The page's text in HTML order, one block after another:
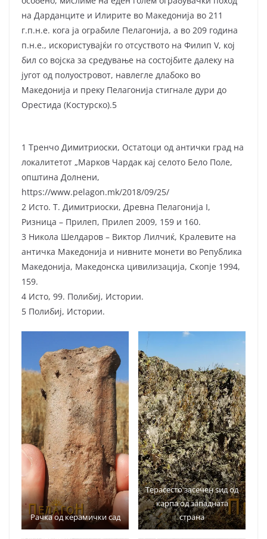
на Дарданците и Илирите во Македонија во 211
г.п.н.е. кога ја ограбиле Пелагонија, а во 209 година
п.н.е., искористувајќи го отсуството на Филип V, кој
бил со војска за средување на состојбите далеку на
југот од полуостровот, навлегле длабоко во
Македонија и преку Пелагонија стигнале дури до
Орестида (Костурско).5
1 Тренчо Димитриоски, Остатоци од антички град на
локалитетот „Марков Чардак кај селото Бело Поле,
општина Долнени,
https://www.pelagon.mk/2018/09/25/
2 Исто. Т. Димитриоски, Древна Пелагонија I,
Ризница – Прилеп, Прилеп 2009, 159 и 160.
3 Никола Шелдаров – Виктор Лилчиќ, Кралевите на
античка Македонија и нивните монети во Република
Македонија, Македонска цивилизација, Скопје 1994,
159.
4 Исто, 99. Полибиј, Истории.
5 Полибиј, Истории.
Рачка од керамички сад
Терасесто засечен ѕид од
карпа од западната
страна